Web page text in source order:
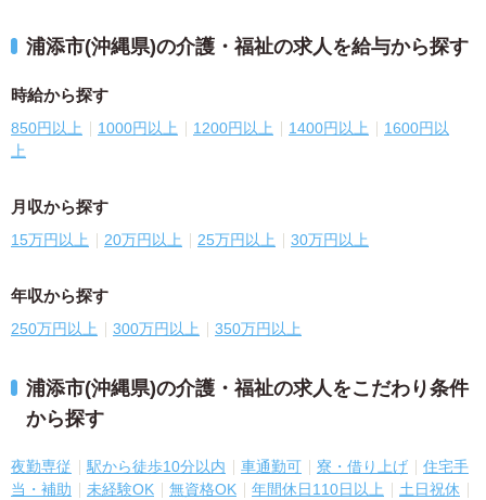
浦添市(沖縄県)の介護・福祉の求人を給与から探す
時給から探す
850円以上 1000円以上 1200円以上 1400円以上
1600円以
上
月収から探す
15万円以上 20万円以上 25万円以上 30万円以上
年収から探す
250万円以上 300万円以上 350万円以上
浦添市(沖縄県)の介護・福祉の求人をこだわり条件
から探す
夜勤専従 駅から徒歩10分以内 車通勤可 寮・借り上げ
住宅手
当・補助
未経験OK 無資格OK 年間休日110日以上
土日祝休